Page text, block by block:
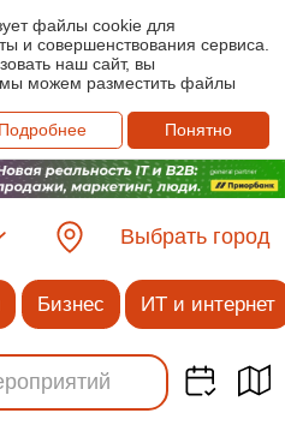
файлы cookie для
и совершенствования сервиса.
наш сайт, вы
мы можем разместить файлы
Подробнее
Понятно
Выбрать город
Бизнес ИТ и интернет